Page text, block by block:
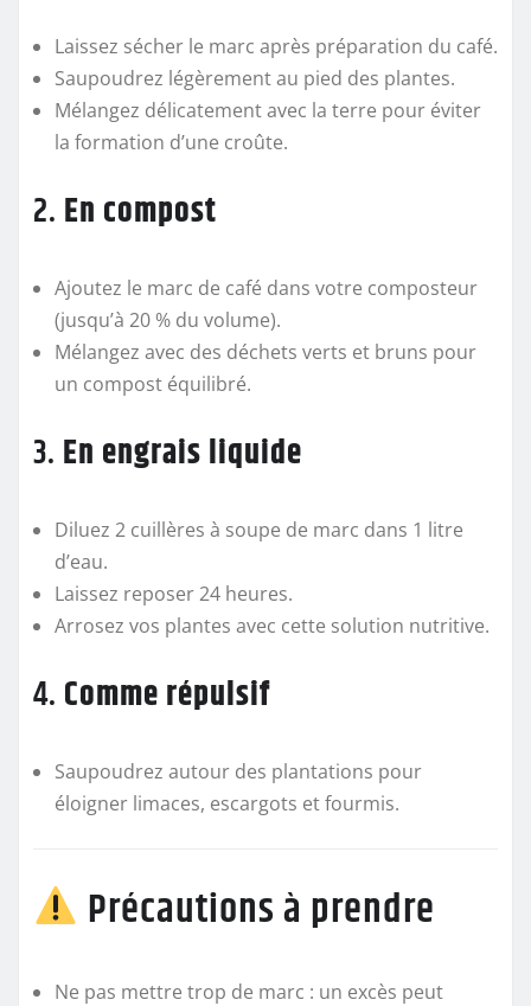
Laissez sécher le marc après préparation du café.
Saupoudrez légèrement au pied des plantes.
Mélangez délicatement avec la terre pour éviter
la formation d’une croûte.
2. En compost
Ajoutez le marc de café dans votre composteur
(jusqu’à 20 % du volume).
Mélangez avec des déchets verts et bruns pour
un compost équilibré.
3. En engrais liquide
Diluez 2 cuillères à soupe de marc dans 1 litre
d’eau.
Laissez reposer 24 heures.
Arrosez vos plantes avec cette solution nutritive.
4. Comme répulsif
Saupoudrez autour des plantations pour
éloigner limaces, escargots et fourmis.
Précautions à prendre
Ne pas mettre trop de marc : un excès peut